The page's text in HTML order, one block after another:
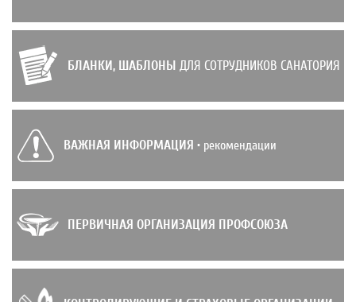
БЛАНКИ, ШАБЛОНЫ ДЛЯ СОТРУДНИКОВ САНАТОРИЯ
ВАЖНАЯ ИНФОРМАЦИЯ • рекомендации
ПЕРВИЧНАЯ ОРГАНИЗАЦИЯ ПРОФСОЮЗА